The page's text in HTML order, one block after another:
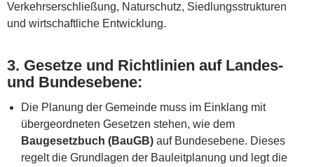
Verkehrserschließung, Naturschutz, Siedlungsstrukturen
und wirtschaftliche Entwicklung.
3. Gesetze und Richtlinien auf Landes-
und Bundesebene:
Die Planung der Gemeinde muss im Einklang mit
übergeordneten Gesetzen stehen, wie dem
Baugesetzbuch (BauGB) auf Bundesebene. Dieses
regelt die Grundlagen der Bauleitplanung und legt die